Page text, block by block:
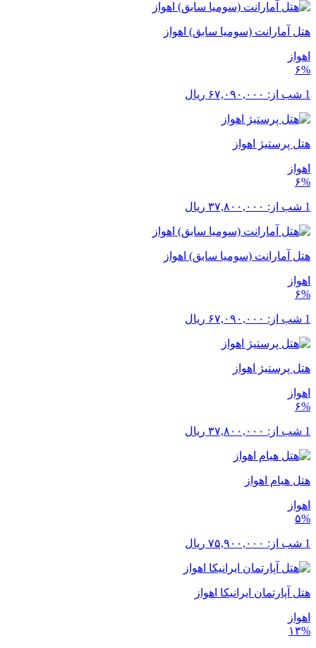
هتل آمارانت (سومیا سابق) اهواز
اهواز
۶%
1 شب از: ۶۷,۰۹۰,۰۰۰ ریال
هتل پرستیژ اهواز
اهواز
۶%
1 شب از: ۳۷,۸۰۰,۰۰۰ ریال
هتل آمارانت (سومیا سابق) اهواز
اهواز
۶%
1 شب از: ۶۷,۰۹۰,۰۰۰ ریال
هتل پرستیژ اهواز
اهواز
۶%
1 شب از: ۳۷,۸۰۰,۰۰۰ ریال
هتل هیام اهواز
اهواز
۵%
1 شب از: ۷۵,۹۰۰,۰۰۰ ریال
هتل آپارتمان ایرانیکا اهواز
اهواز
۱۳%